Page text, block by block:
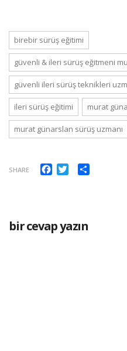
birebir sürüş eğitimi
güvenli & i̇leri sürüş eğitmeni
güvenli i̇leri sürüş teknikleri
i̇leri sürüş eğitimi murat
murat günarslan sürüş uzmanı
SHARE Facebook
Twitter
bir cevap yazın